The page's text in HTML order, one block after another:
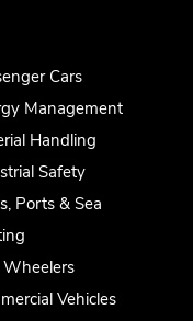
Cars
Management
Handling
Safety
Ports & Sea
Vehicles